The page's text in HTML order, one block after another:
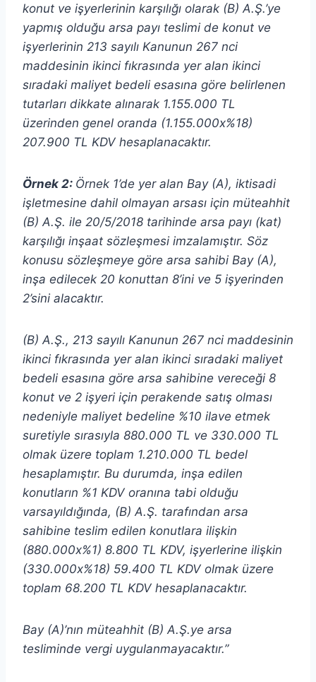
konut ve işyerlerinin karşılığı olarak (B) A.Ş.’ye
yapmış olduğu arsa payı teslimi de konut ve
işyerlerinin 213 sayılı Kanunun 267 nci
maddesinin ikinci fıkrasında yer alan ikinci
sıradaki maliyet bedeli esasına göre belirlenen
tutarları dikkate alınarak 1.155.000 TL
üzerinden genel oranda (1.155.000x%18)
207.900 TL KDV hesaplanacaktır.
Örnek 2: Örnek 1’de yer alan Bay (A), iktisadi
işletmesine dahil olmayan arsası için müteahhit
(B) A.Ş. ile 20/5/2018 tarihinde arsa payı (kat)
karşılığı inşaat sözleşmesi imzalamıştır. Söz
konusu sözleşmeye göre arsa sahibi Bay (A),
inşa edilecek 20 konuttan 8’ini ve 5 işyerinden
2’sini alacaktır.
(B) A.Ş., 213 sayılı Kanunun 267 nci maddesinin
ikinci fıkrasında yer alan ikinci sıradaki maliyet
bedeli esasına göre arsa sahibine vereceği 8
konut ve 2 işyeri için perakende satış olması
nedeniyle maliyet bedeline %10 ilave etmek
suretiyle sırasıyla 880.000 TL ve 330.000 TL
olmak üzere toplam 1.210.000 TL bedel
hesaplamıştır. Bu durumda, inşa edilen
konutların %1 KDV oranına tabi olduğu
varsayıldığında, (B) A.Ş. tarafından arsa
sahibine teslim edilen konutlara ilişkin
(880.000x%1) 8.800 TL KDV, işyerlerine ilişkin
(330.000x%18) 59.400 TL KDV olmak üzere
toplam 68.200 TL KDV hesaplanacaktır.
Bay (A)’nın müteahhit (B) A.Ş.ye arsa
tesliminde vergi uygulanmayacaktır.”